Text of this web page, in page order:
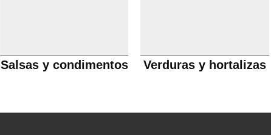
Salsas y condimentos Verduras y hortalizas